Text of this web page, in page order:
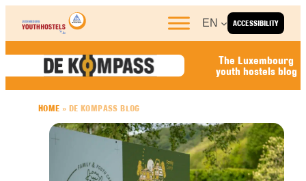
Skip to content
ACCESSIBILITY
EN
The Luxembourg
youth hostels blog
HOME » DE KOMPASS BLOG